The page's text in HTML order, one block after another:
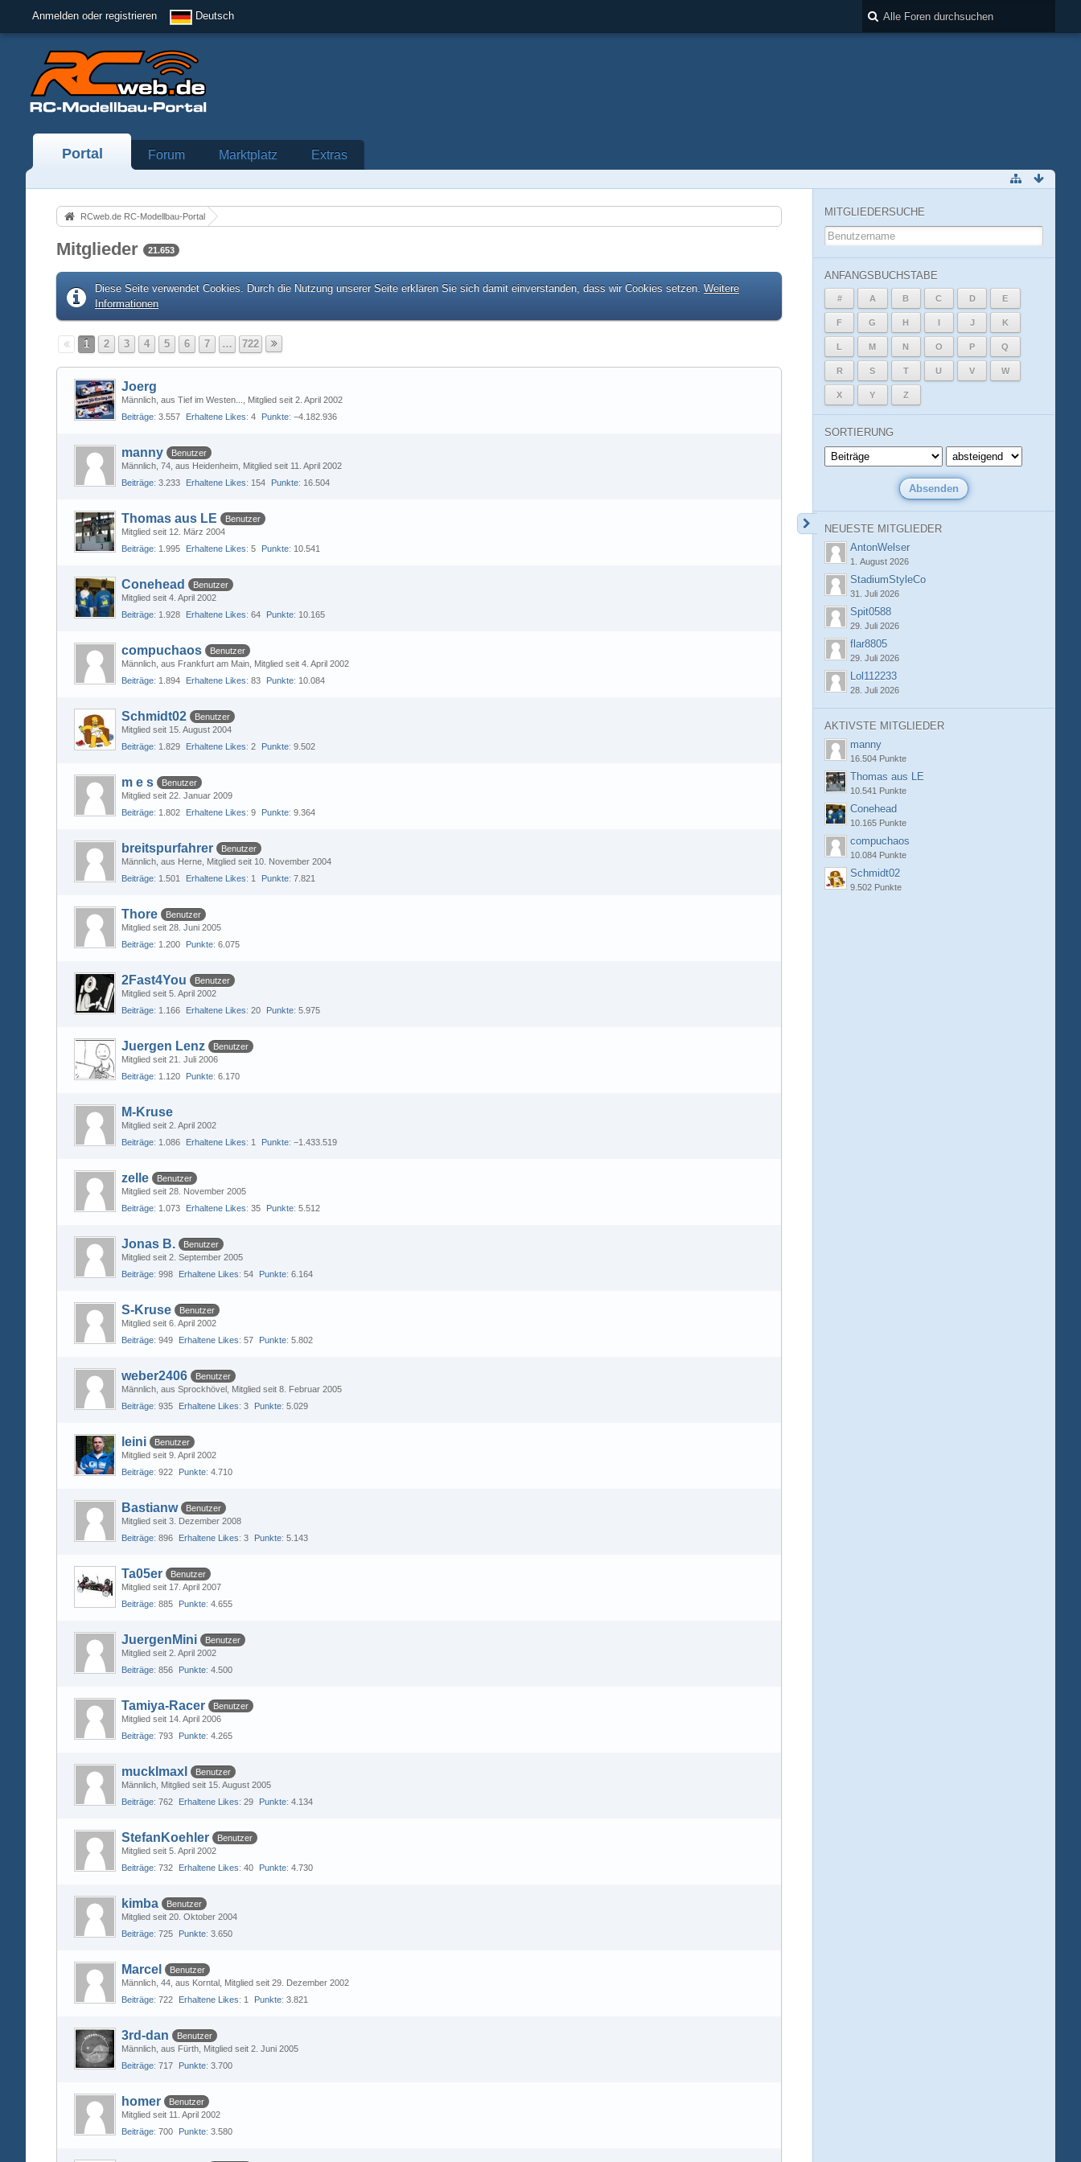
Anmelden oder registrieren Deutsch
Portal Forum Marktplatz Extras
RCweb.de RC-Modellbau-Portal
Mitglieder 21.653
Diese Seite verwendet Cookies. Durch die Nutzung unserer Seite erklären Sie sich damit einverstanden, dass wir Cookies setzen. Weitere
Informationen
1 2 3 4 5 6 7 … 722
Joerg
Männlich aus Tief im Westen...
Mitglied seit 2. April 2002
Beiträge 3.557 Erhaltene Likes 4 Punkte −4.182.936
manny
Benutzer
Männlich 74 aus Heidenheim Mitglied seit 11. April 2002
Beiträge 3.233 Erhaltene Likes 154 Punkte 16.504
Thomas aus LE
Benutzer
Mitglied seit 12. März 2004
Beiträge 1.995 Erhaltene Likes 5 Punkte 10.541
Conehead
Benutzer
Mitglied seit 4. April 2002
Beiträge 1.928 Erhaltene Likes 64 Punkte 10.165
compuchaos
Benutzer
Männlich aus Frankfurt am Main Mitglied seit 4. April 2002
Beiträge 1.894 Erhaltene Likes 83 Punkte 10.084
Schmidt02
Benutzer
Mitglied seit 15. August 2004
Beiträge 1.829 Erhaltene Likes 2 Punkte 9.502
m e s
Benutzer
Mitglied seit 22. Januar 2009
Beiträge 1.802 Erhaltene Likes 9 Punkte 9.364
breitspurfahrer
Benutzer
Männlich aus Herne Mitglied seit 10. November 2004
Beiträge 1.501 Erhaltene Likes 1 Punkte 7.821
Thore
Benutzer
Mitglied seit 28. Juni 2005
Beiträge 1.200 Punkte 6.075
2Fast4You
Benutzer
Mitglied seit 5. April 2002
Beiträge 1.166 Erhaltene Likes 20 Punkte 5.975
Juergen Lenz
Benutzer
Mitglied seit 21. Juli 2006
Beiträge 1.120 Punkte 6.170
M-Kruse
Mitglied seit 2. April 2002
Beiträge 1.086 Erhaltene Likes 1 Punkte −1.433.519
zelle
Benutzer
Mitglied seit 28. November 2005
Beiträge 1.073 Erhaltene Likes 35 Punkte 5.512
Jonas B.
Benutzer
Mitglied seit 2. September 2005
Beiträge 998 Erhaltene Likes 54 Punkte 6.164
S-Kruse
Benutzer
Mitglied seit 6. April 2002
Beiträge 949 Erhaltene Likes 57 Punkte 5.802
weber2406
Benutzer
Männlich aus Sprockhövel Mitglied seit 8. Februar 2005
Beiträge 935 Erhaltene Likes 3 Punkte 5.029
leini
Benutzer
Mitglied seit 9. April 2002
Beiträge 922 Punkte 4.710
Bastianw
Benutzer
Mitglied seit 3. Dezember 2008
Beiträge 896 Erhaltene Likes 3 Punkte 5.143
Ta05er
Benutzer
Mitglied seit 17. April 2007
Beiträge 885 Punkte 4.655
JuergenMini
Benutzer
Mitglied seit 2. April 2002
Beiträge 856 Punkte 4.500
Tamiya-Racer
Benutzer
Mitglied seit 14. April 2006
Beiträge 793 Punkte 4.265
mucklmaxl
Benutzer
Männlich Mitglied seit 15. August 2005
Beiträge 762 Erhaltene Likes 29 Punkte 4.134
StefanKoehler
Benutzer
Mitglied seit 5. April 2002
Beiträge 732 Erhaltene Likes 40 Punkte 4.730
kimba
Benutzer
Mitglied seit 20. Oktober 2004
Beiträge 725 Punkte 3.650
Marcel
Benutzer
Männlich 44 aus Korntal Mitglied seit 29. Dezember 2002
Beiträge 722 Erhaltene Likes 1 Punkte 3.821
3rd-dan
Benutzer
Männlich aus Fürth Mitglied seit 2. Juni 2005
Beiträge 717 Punkte 3.700
homer
Benutzer
Mitglied seit 11. April 2002
Beiträge 700 Punkte 3.580
MITGLIEDERSUCHE
ANFANGSBUCHSTABE
# A B C D E
F G H I J K
L M N O P Q
R S T U V W
X Y Z
SORTIERUNG
NEUESTE MITGLIEDER
AntonWelser
1. August 2026
StadiumStyleCo
31. Juli 2026
Spit0588
29. Juli 2026
flar8805
29. Juli 2026
Lol112233
28. Juli 2026
AKTIVSTE MITGLIEDER
manny
16.504 Punkte
Thomas aus LE
10.541 Punkte
Conehead
10.165 Punkte
compuchaos
10.084 Punkte
Schmidt02
9.502 Punkte